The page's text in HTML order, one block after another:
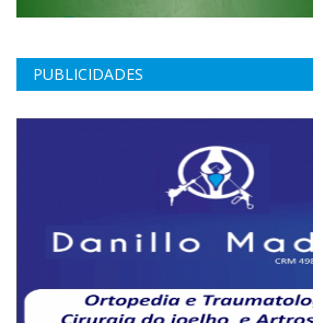
PUBLICIDADES